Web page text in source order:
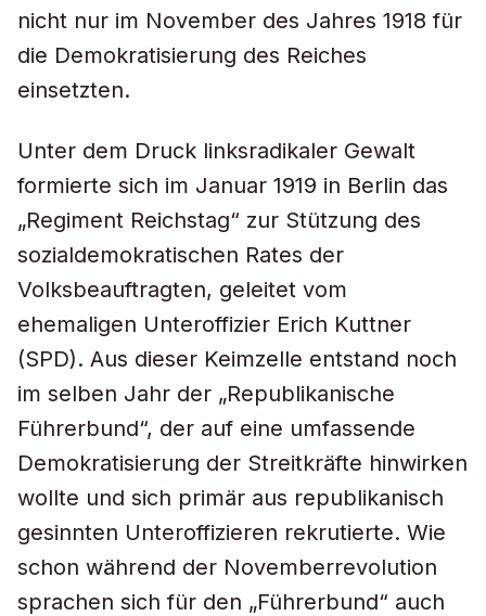
nicht nur im November des Jahres 1918 für
die Demokratisierung des Reiches
einsetzten.
Unter dem Druck linksradikaler Gewalt
formierte sich im Januar 1919 in Berlin das
„Regiment Reichstag“ zur Stützung des
sozialdemokratischen Rates der
Volksbeauftragten, geleitet vom
ehemaligen Unteroffizier Erich Kuttner
(SPD). Aus dieser Keimzelle entstand noch
im selben Jahr der „Republikanische
Führerbund“, der auf eine umfassende
Demokratisierung der Streitkräfte hinwirken
wollte und sich primär aus republikanisch
gesinnten Unteroffizieren rekrutierte. Wie
schon während der Novemberrevolution
sprachen sich für den „Führerbund“ auch